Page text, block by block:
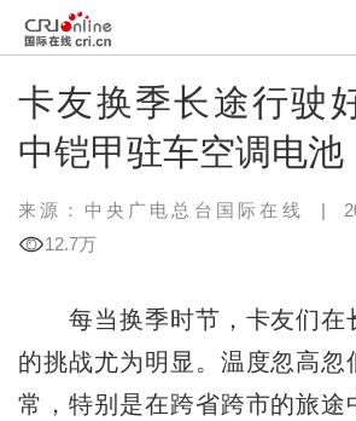
卡友换季长途行驶
中铠甲驻车空调电池
来源： 中央广电总台国际在线 |
12.7万
每当换季时节，卡友们在
的挑战尤为明显。温度忽高忽
常，特别是在跨省跨市的旅途